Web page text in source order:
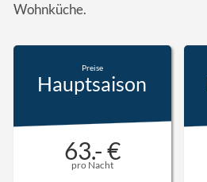
Wohnküche.
Preise
Haupt­saison
63.- €
pro Nacht